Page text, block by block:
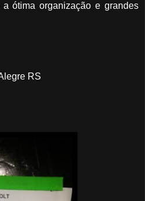
a ótima organização e grandes
RS